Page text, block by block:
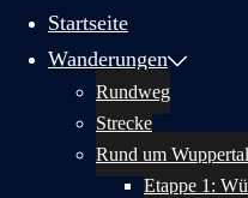
Startseite
Wanderungen
Rundweg
Strecke
Rund um Wuppertal
Etappe 1: